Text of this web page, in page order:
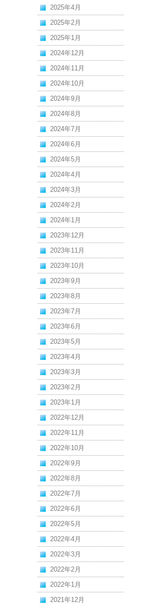
2025年4月
2025年2月
2025年1月
2024年12月
2024年11月
2024年10月
2024年9月
2024年8月
2024年7月
2024年6月
2024年5月
2024年4月
2024年3月
2024年2月
2024年1月
2023年12月
2023年11月
2023年10月
2023年9月
2023年8月
2023年7月
2023年6月
2023年5月
2023年4月
2023年3月
2023年2月
2023年1月
2022年12月
2022年11月
2022年10月
2022年9月
2022年8月
2022年7月
2022年6月
2022年5月
2022年4月
2022年3月
2022年2月
2022年1月
2021年12月